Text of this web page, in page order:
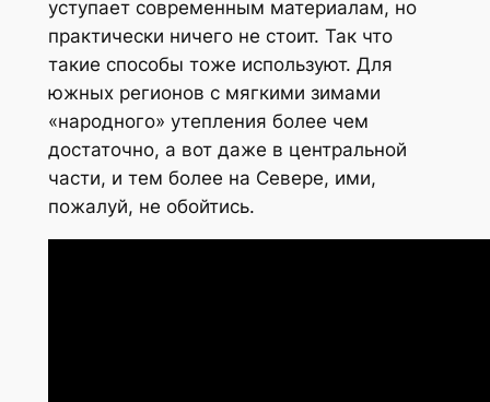
уступает современным материалам, но
практически ничего не стоит. Так что
такие способы тоже используют. Для
южных регионов с мягкими зимами
«народного» утепления более чем
достаточно, а вот даже в центральной
части, и тем более на Севере, ими,
пожалуй, не обойтись.